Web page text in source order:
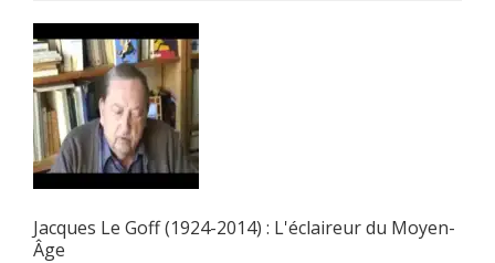
Jacques Le Goff (1924-2014) : L'éclaireur du Moyen-
Âge